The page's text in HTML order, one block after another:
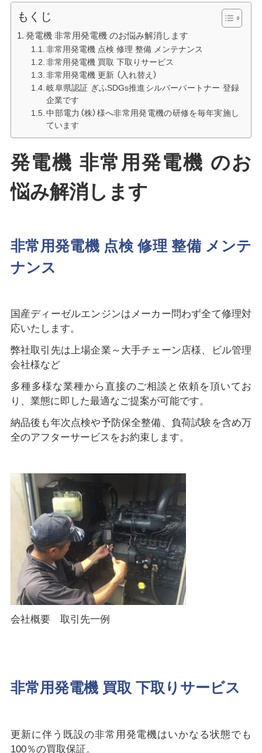
もくじ
発電機 非常用発電機 のお悩み解消します
非常用発電機 点検 修理 整備 メンテナンス
非常用発電機 買取 下取りサービス
非常用発電機 更新 （入れ替え）
岐阜県認証 ぎふSDGs推進シルバーパートナー 登録
企業です
中部電力（株）様へ非常用発電機の研修を毎年実施し
ています
発電機 非常用発電機 のお
悩み解消します
非常用発電機 点検 修理 整備 メンテ
ナンス
国産ディーゼルエンジンはメーカー問わず全て修理対
応いたします。
弊社取引先は上場企業～大手チェーン店様、ビル管理
会社様など
多種多様な業種から直接のご相談と依頼を頂いてお
り、業態に即した最適なご提案が可能です。
納品後も年次点検や予防保全整備、負荷試験を含め万
全のアフターサービスをお約束します。
会社概要 取引先一例
非常用発電機 買取 下取りサービス
更新に伴う既設の非常用発電機はいかなる状態でも
100％の買取保証。